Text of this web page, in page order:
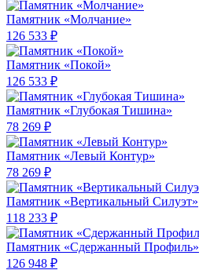
Памятник «Молчание»
126 533 ₽
Памятник «Покой»
126 533 ₽
Памятник «Глубокая Тишина»
78 269 ₽
Памятник «Левый Контур»
78 269 ₽
Памятник «Вертикальный Силуэт»
118 233 ₽
Памятник «Сдержанный Профиль»
126 948 ₽